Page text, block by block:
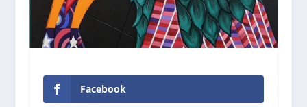
Facebook